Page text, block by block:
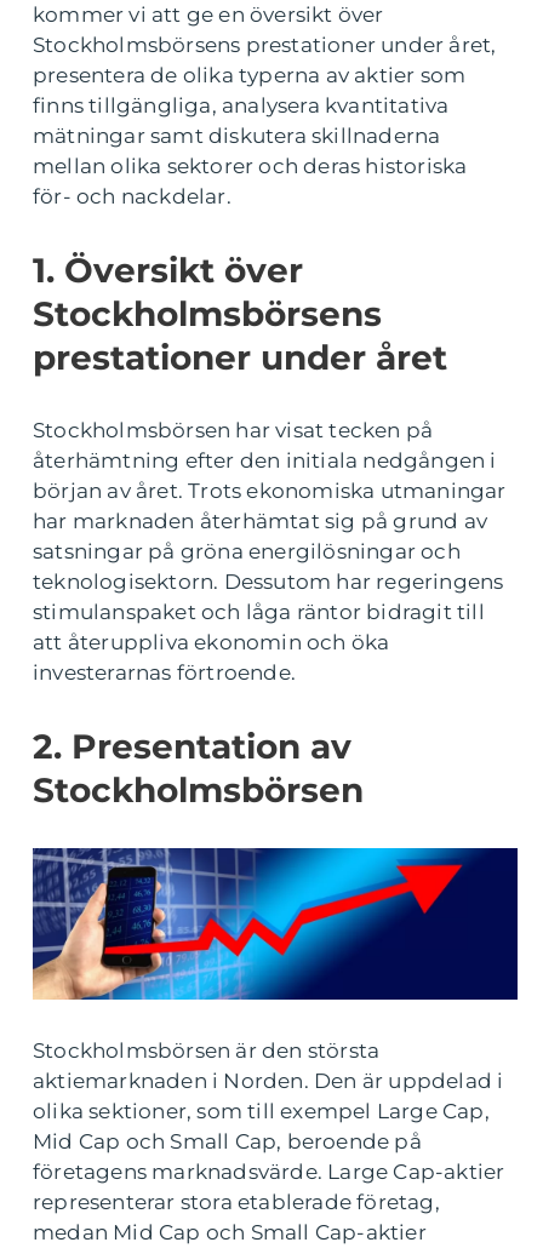
kommer vi att ge en översikt över
Stockholmsbörsens prestationer under året,
presentera de olika typerna av aktier som
finns tillgängliga, analysera kvantitativa
mätningar samt diskutera skillnaderna
mellan olika sektorer och deras historiska
för- och nackdelar.
1. Översikt över
Stockholmsbörsens
prestationer under året
Stockholmsbörsen har visat tecken på
återhämtning efter den initiala nedgången i
början av året. Trots ekonomiska utmaningar
har marknaden återhämtat sig på grund av
satsningar på gröna energilösningar och
teknologisektorn. Dessutom har regeringens
stimulanspaket och låga räntor bidragit till
att återuppliva ekonomin och öka
investerarnas förtroende.
2. Presentation av
Stockholmsbörsen
Stockholmsbörsen är den största
aktiemarknaden i Norden. Den är uppdelad i
olika sektioner, som till exempel Large Cap,
Mid Cap och Small Cap, beroende på
företagens marknadsvärde. Large Cap-aktier
representerar stora etablerade företag,
medan Mid Cap och Small Cap-aktier